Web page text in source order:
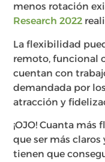
menos rotación
Research 2022
La flexibilidad
remoto, funcional
cuentan con
demandada por
atracción y
¡OJO! Cuanta
que ser más
tienen que